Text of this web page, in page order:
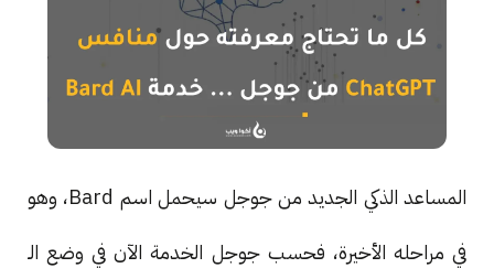
المساعد الذكي الجديد من جوجل سيحمل اسم Bard، وهو
في مراحله الأخيرة، فحسب جوجل الخدمة الآن في وضع الـ